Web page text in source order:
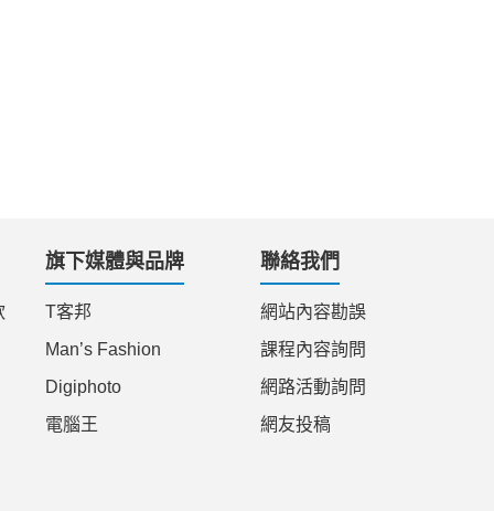
旗下媒體與品牌
T客邦
Man’s Fashion
Digiphoto
電腦王
聯絡我們
網站內容勘誤
課程內容詢問
網路活動詢問
網友投稿